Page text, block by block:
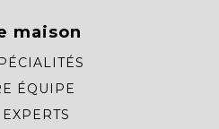
maison
ÉQUIPE